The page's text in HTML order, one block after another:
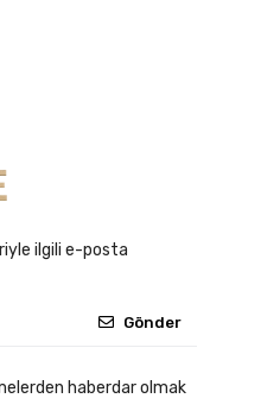
ilgili e-posta
Gönder
haberdar olmak